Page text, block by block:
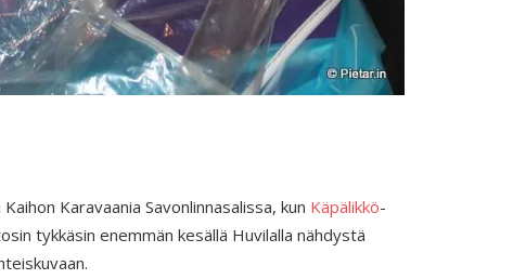
Karavaania Savonlinnasalissa, kun Käpälikkö-
tykkäsin enemmän kesällä Huvilalla nähdystä